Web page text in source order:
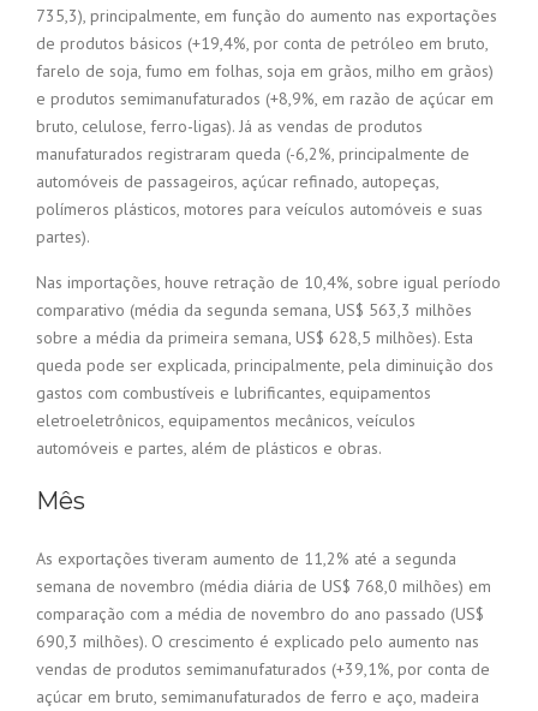
735,3), principalmente, em função do aumento nas exportações
de produtos básicos (+19,4%, por conta de petróleo em bruto,
farelo de soja, fumo em folhas, soja em grãos, milho em grãos)
e produtos semimanufaturados (+8,9%, em razão de açúcar em
bruto, celulose, ferro-ligas). Já as vendas de produtos
manufaturados registraram queda (-6,2%, principalmente de
automóveis de passageiros, açúcar refinado, autopeças,
polímeros plásticos, motores para veículos automóveis e suas
partes).
Nas importações, houve retração de 10,4%, sobre igual período
comparativo (média da segunda semana, US$ 563,3 milhões
sobre a média da primeira semana, US$ 628,5 milhões). Esta
queda pode ser explicada, principalmente, pela diminuição dos
gastos com combustíveis e lubrificantes, equipamentos
eletroeletrônicos, equipamentos mecânicos, veículos
automóveis e partes, além de plásticos e obras.
Mês
As exportações tiveram aumento de 11,2% até a segunda
semana de novembro (média diária de US$ 768,0 milhões) em
comparação com a média de novembro do ano passado (US$
690,3 milhões). O crescimento é explicado pelo aumento nas
vendas de produtos semimanufaturados (+39,1%, por conta de
açúcar em bruto, semimanufaturados de ferro e aço, madeira